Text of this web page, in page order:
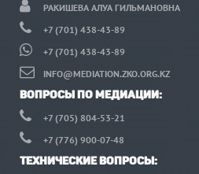
РАКИШЕВА АЛУА ГИЛЬМАНОВНА
+7 (701) 438-43-89
+7 (701) 438-43-89
INFO@MEDIATION.ZKO.ORG.KZ
ВОПРОСЫ ПО МЕДИАЦИИ:
+7 (705) 804-53-21
+7 (776) 900-07-48
ТЕХНИЧЕСКИЕ ВОПРОСЫ: